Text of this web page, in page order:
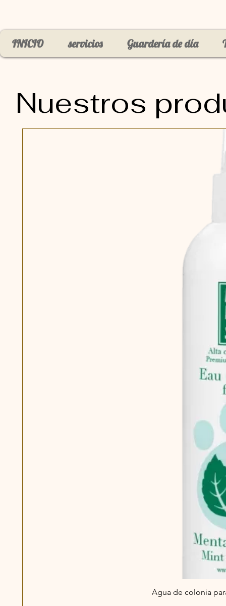
INICIO servicios Guardería de día
Nuestros
Agua de colonia